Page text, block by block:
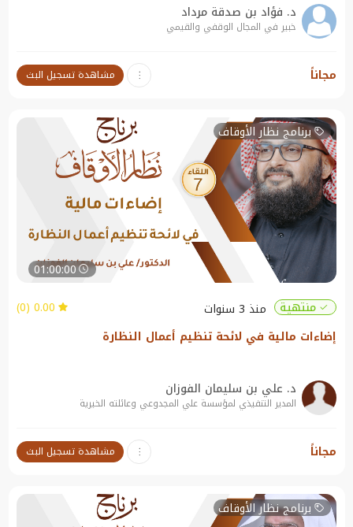
د. فؤاد بن صدقة مرداد
خبير في المجال الوقفي والقيمي
نبذة عن الندوة:
أخلاقيات وقيم ناظر الوقف
مجاناً مشاهدة تسجيل البث
برنامج نظار الأوقاف
01:00:00
منتهية
منذ 3 سنوات
0.00 (0)
إضاءات مالية في لائحة تنظيم أعمال النظارة
د. علي بن سليمان الفوزان
المدير التنفيذي لمؤسسة علي المجدوعي وعائلته الخيرية
نبذة عن الندوة:
إضاءات مالية في لائحة تنظيم أعمال النظارة
مجاناً مشاهدة تسجيل البث
برنامج نظار الأوقاف